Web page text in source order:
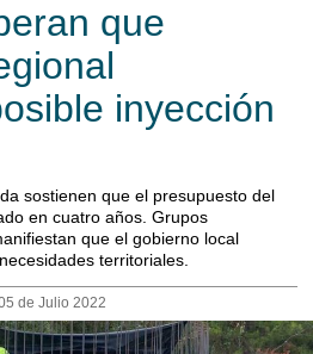
que
inyección
sostienen que el presupuesto del
en cuatro años. Grupos
que el gobierno local
territoriales.
de Julio 2022